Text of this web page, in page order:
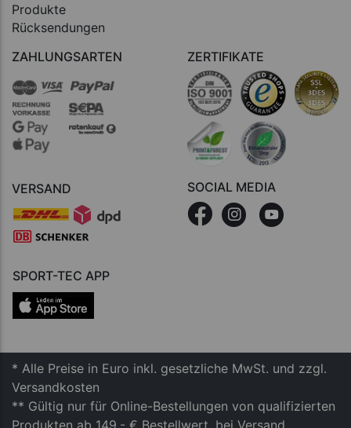
Produkte
Rücksendungen
ZAHLUNGSARTEN
VERSAND
ZERTIFIKATE
SOCIAL MEDIA
SPORT-TEC APP
* Alle Preise in Euro inkl. gesetzliche MwSt. und zzgl.
Versandkosten
** Gültig nur für Online-Bestellungen von qualifizierten
Produkten ab 149,- € Bestellwert, bei Versand